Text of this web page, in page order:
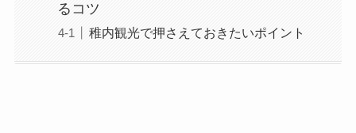
るコツ
稚内観光で押さえておきたいポイント